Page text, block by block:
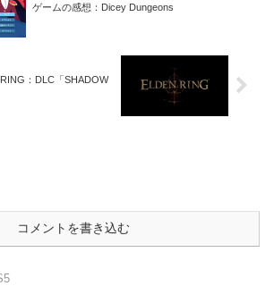
ゲームの感想：Dicey Dungeons
：DLC「SHADOW
コメントを書き込む